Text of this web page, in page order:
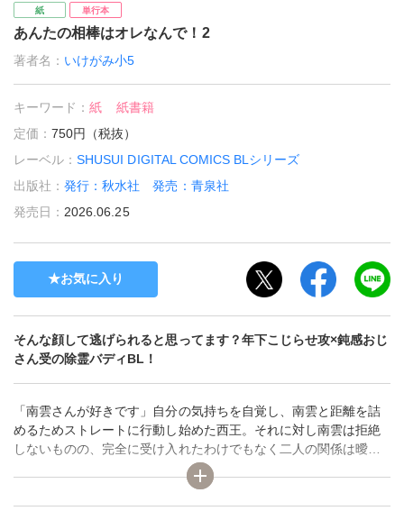
紙 単行本
あんたの相棒はオレなんで！2
著者名： いけがみ小5
キーワード：紙
紙書籍
定価：750円（税抜）
レーベル：SHUSUI DIGITAL COMICS BLシリーズ
出版社：発行：秋水社 発売：青泉社
発売日： 2026.06.25
お気に入り
そんな顔して逃げられると思ってます？年下こじらせ攻×鈍感おじ
さん受の除霊バディBL！
「南雲さんが好きです」自分の気持ちを自覚し、南雲と距離を詰
めるためストレートに行動し始めた西王。それに対し南雲は拒絶
しないものの、完全に受け入れたわけでもなく二人の関係は曖昧
なまま…。心霊現象のせいで今まで以上に身体を弄られる事にな
っても、相棒の西王だから許せる。霊相手でも嫉妬を見せる西王
の気持ちは十分伝わっている。それでも本当の意味で受け入れる